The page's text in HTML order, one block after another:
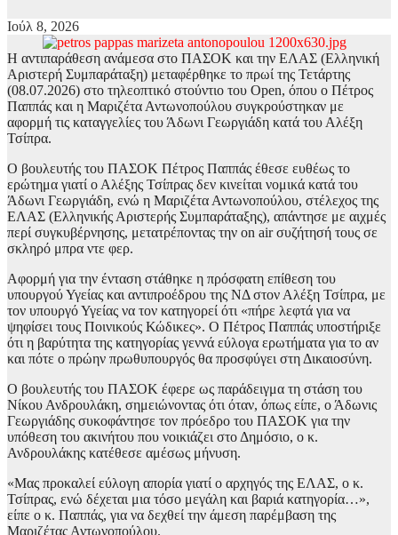
Ιούλ 8, 2026
Η αντιπαράθεση ανάμεσα στο ΠΑΣΟΚ και την ΕΛΑΣ (Ελληνική
Αριστερή Συμπαράταξη) μεταφέρθηκε το πρωί της Τετάρτης
(08.07.2026) στο τηλεοπτικό στούντιο του Open, όπου ο Πέτρος
Παππάς και η Μαριζέτα Αντωνοπούλου συγκρούστηκαν με
αφορμή τις καταγγελίες του Άδωνι Γεωργιάδη κατά του Αλέξη
Τσίπρα.
Ο βουλευτής του ΠΑΣΟΚ Πέτρος Παππάς έθεσε ευθέως το
ερώτημα γιατί ο Αλέξης Τσίπρας δεν κινείται νομικά κατά του
Άδωνι Γεωργιάδη, ενώ η Μαριζέτα Αντωνοπούλου, στέλεχος της
ΕΛΑΣ (Ελληνικής Αριστερής Συμπαράταξης), απάντησε με αιχμές
περί συγκυβέρνησης, μετατρέποντας την on air συζήτησή τους σε
σκληρό μπρα ντε φερ.
Αφορμή για την ένταση στάθηκε η πρόσφατη επίθεση του
υπουργού Υγείας και αντιπροέδρου της ΝΔ στον Αλέξη Τσίπρα, με
τον υπουργό Υγείας να τον κατηγορεί ότι «πήρε λεφτά για να
ψηφίσει τους Ποινικούς Κώδικες». Ο Πέτρος Παππάς υποστήριξε
ότι η βαρύτητα της κατηγορίας γεννά εύλογα ερωτήματα για το αν
και πότε ο πρώην πρωθυπουργός θα προσφύγει στη Δικαιοσύνη.
Ο βουλευτής του ΠΑΣΟΚ έφερε ως παράδειγμα τη στάση του
Νίκου Ανδρουλάκη, σημειώνοντας ότι όταν, όπως είπε, ο Άδωνις
Γεωργιάδης συκοφάντησε τον πρόεδρο του ΠΑΣΟΚ για την
υπόθεση του ακινήτου που νοικιάζει στο Δημόσιο, ο κ.
Ανδρουλάκης κατέθεσε αμέσως μήνυση.
«Μας προκαλεί εύλογη απορία γιατί ο αρχηγός της ΕΛΑΣ, ο κ.
Τσίπρας, ενώ δέχεται μια τόσο μεγάλη και βαριά κατηγορία…»,
είπε ο κ. Παππάς, για να δεχθεί την άμεση παρέμβαση της
Μαριζέτας Αντωνοπούλου.